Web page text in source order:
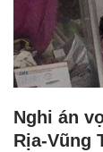
Nghi án
Rịa-Vũng